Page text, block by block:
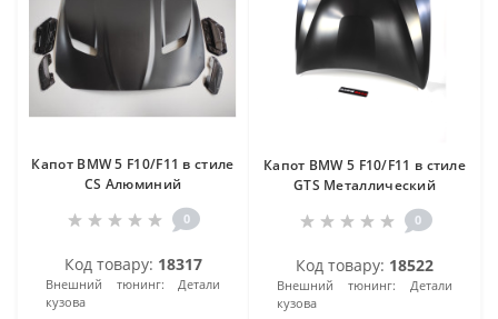
Капот BMW 5 F10/F11 в стиле
CS Алюминий
0
Код товару: 18317
Внешний тюнинг:
Детали
кузова
Капот BMW 5 F10/F11 в стиле
GTS Металлический
0
Код товару: 18522
Внешний тюнинг:
Детали
кузова